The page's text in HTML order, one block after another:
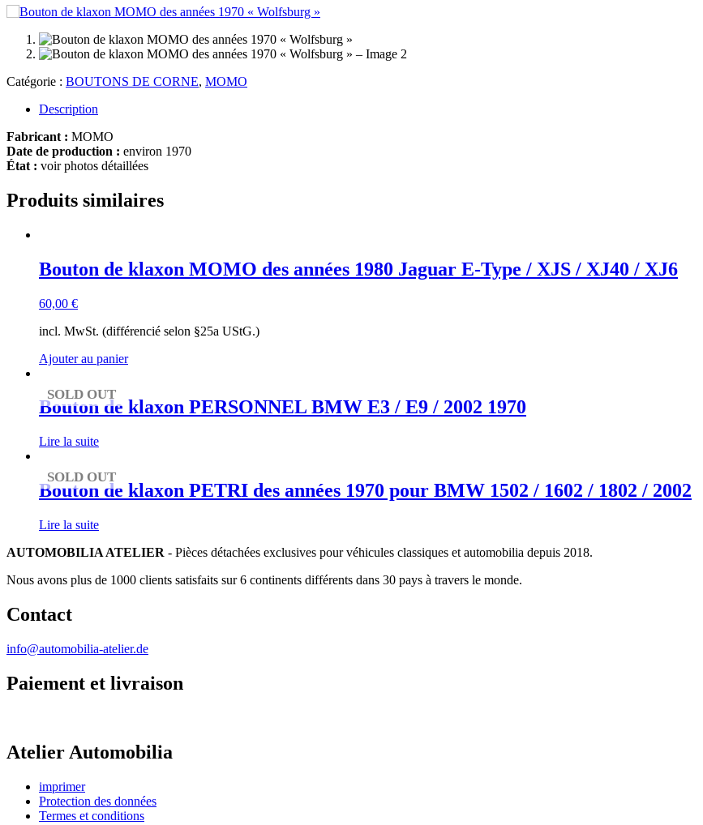
SOLD OUT
Catégorie : BOUTONS DE CORNE, MOMO
Description
Fabricant : MOMO
Date de production : environ 1970
État : voir photos détaillées
Produits similaires
Bouton de klaxon MOMO des années 1980 Jaguar E-Type / XJS / XJ40 / XJ6
60,00 €
incl. MwSt. (différencié selon §25a UStG.)
Ajouter au panier
SOLD OUT
Bouton de klaxon PERSONNEL BMW E3 / E9 / 2002 1970
Lire la suite
SOLD OUT
Bouton de klaxon PETRI des années 1970 pour BMW 1502 / 1602 / 1802 / 2002
Lire la suite
AUTOMOBILIA ATELIER - Pièces détachées exclusives pour véhicules classiques et automobilia depuis 2018.
Nous avons plus de 1000 clients satisfaits sur 6 continents différents dans 30 pays à travers le monde.
Contact
info@automobilia-atelier.de
Paiement et livraison
Atelier Automobilia
imprimer
Protection des données
Termes et conditions